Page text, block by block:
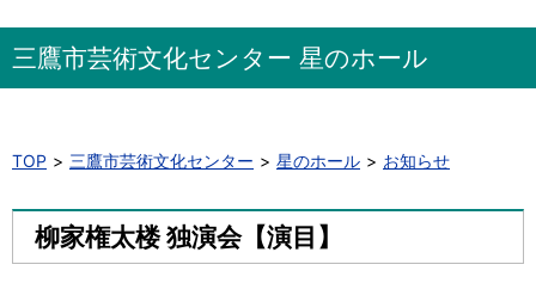
三鷹市芸術文化センター 星のホール
TOP 三鷹市芸術文化センター 星のホール お知らせ
柳家権太楼 独演会【演目】